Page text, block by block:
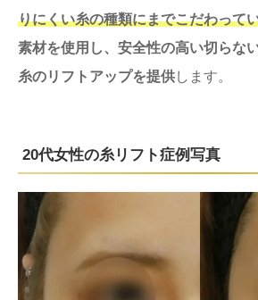
りにくい糸の種類にまでこだわって
素材を使用し、安全性の高い切らな
糸のリフトアップを提供します。
20代女性の糸リフト症例写真